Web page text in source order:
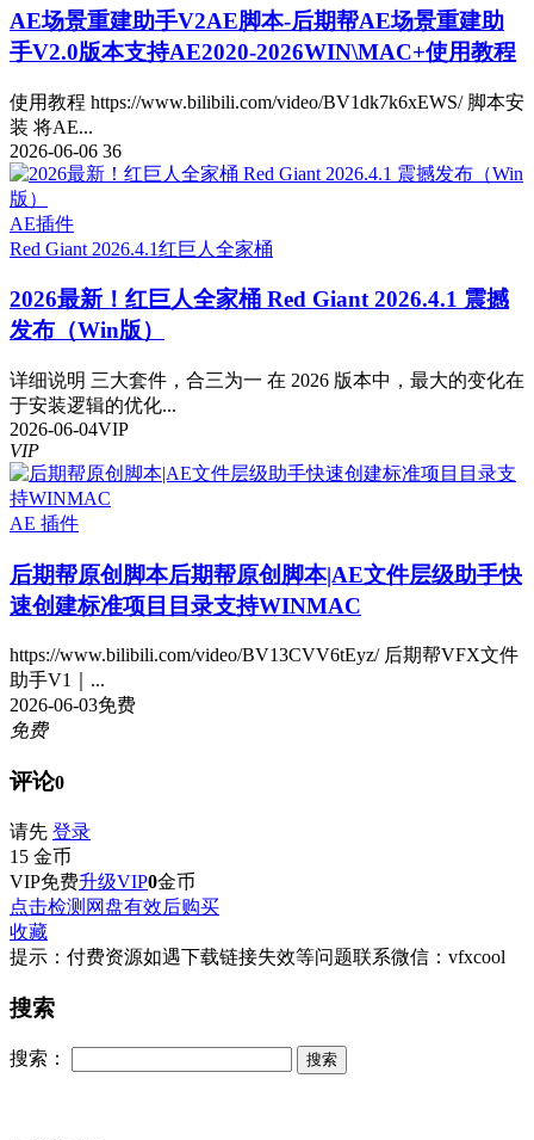
AE场景重建助手V2AE脚本-后期帮AE场景重建助
手V2.0版本支持AE2020-2026WIN\MAC+使用教程
使用教程 https://www.bilibili.com/video/BV1dk7k6xEWS/ 脚本安
装 将AE...
2026-06-06 36
AE插件
Red Giant 2026.4.1红巨人全家桶
2026最新！红巨人全家桶 Red Giant 2026.4.1 震撼
发布（Win版）
详细说明 三大套件，合三为一 在 2026 版本中，最大的变化在
于安装逻辑的优化...
2026-06-04VIP
VIP
AE 插件
后期帮原创脚本后期帮原创脚本|AE文件层级助手快
速创建标准项目目录支持WINMAC
https://www.bilibili.com/video/BV13CVV6tEyz/ 后期帮VFX文件
助手V1｜...
2026-06-03免费
免费
评论0
请先 登录
15 金币
VIP免费升级VIP0金币
点击检测网盘有效后购买
收藏
提示：付费资源如遇下载链接失效等问题联系微信：vfxcool
搜索
搜索：